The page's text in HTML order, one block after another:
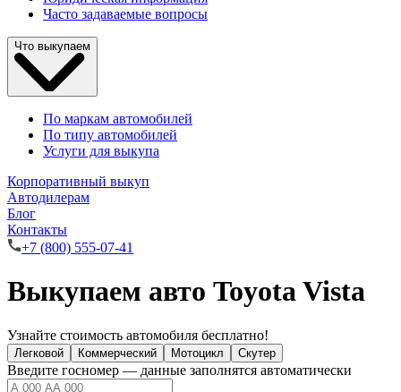
Часто задаваемые вопросы
Что выкупаем
По маркам автомобилей
По типу автомобилей
Услуги для выкупа
Корпоративный выкуп
Автодилерам
Блог
Контакты
+7 (800) 555-07-41
Выкупаем авто Toyota Vista
Узнайте стоимость автомобиля бесплатно!
Легковой Коммерческий Мотоцикл Скутер
Введите госномер — данные заполнятся автоматически